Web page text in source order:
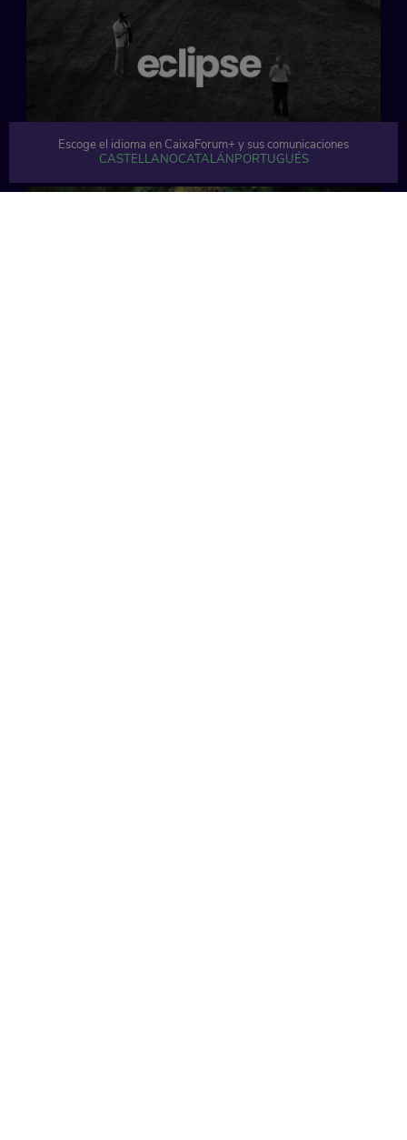
Escoge el idioma en CaixaForum+ y sus comunicaciones
CASTELLANOCATALÁNPORTUGUÉS